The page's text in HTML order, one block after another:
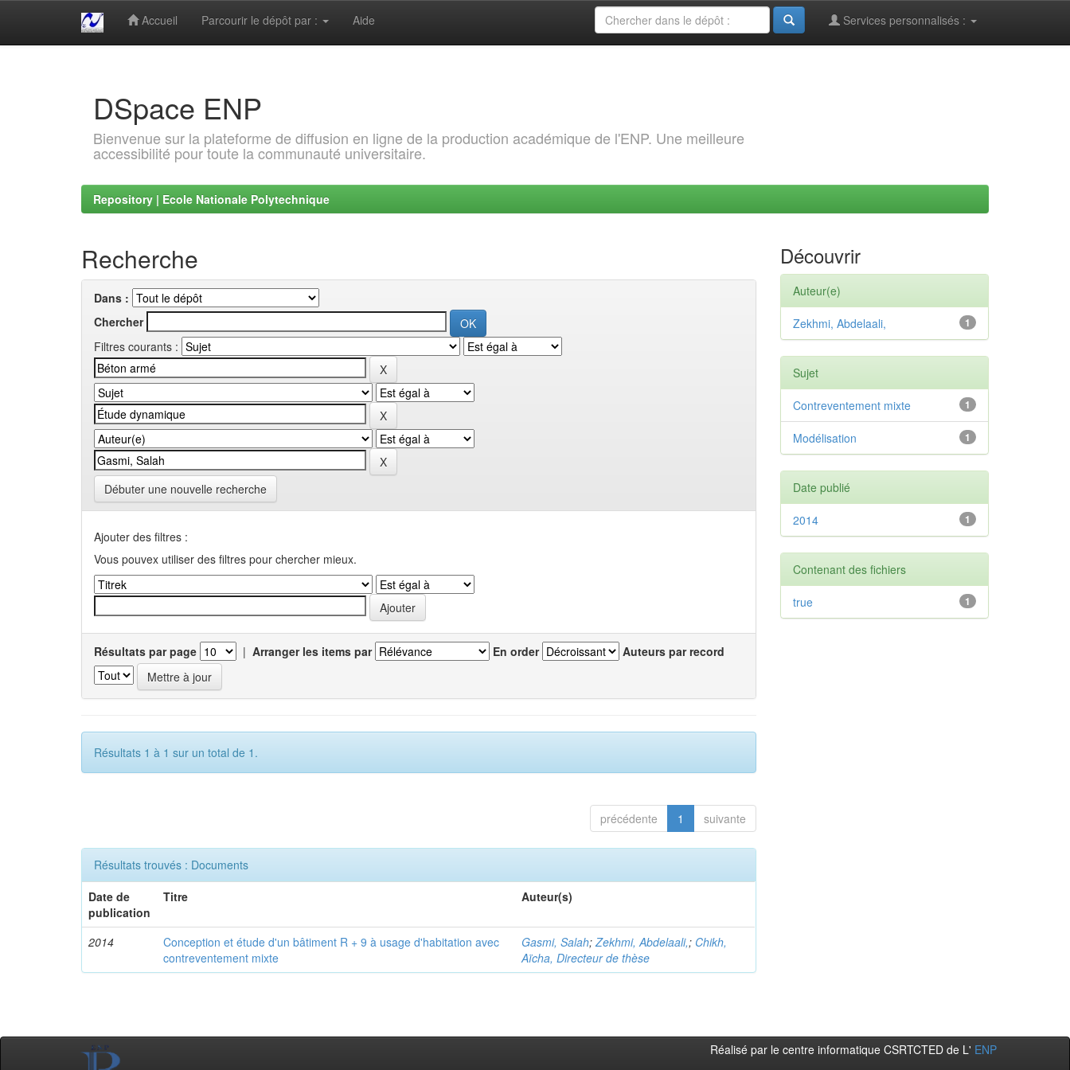
Accueil Parcourir le dépôt par : Aide Services personnalisés :
DSpace ENP
Bienvenue sur la plateforme de diffusion en ligne de la production académique de l'ENP. Une meilleure
accessibilité pour toute la communauté universitaire.
Repository | Ecole Nationale Polytechnique
Recherche
Dans :
Chercher
Filtres courants :
Débuter une nouvelle recherche
Ajouter des filtres :
Vous pouvex utiliser des filtres pour chercher mieux.
Résultats par page | Arranger les items par En order Auteurs par record
Résultats 1 à 1 sur un total de 1.
précédente 1 suivante
Résultats trouvés : Documents
Date de
publication
Titre Auteur(s)
2014
Conception et étude d'un bâtiment R + 9 à usage d'habitation avec
contreventement mixte
Gasmi, Salah;Zekhmi, Abdelaali,; Chikh,
Aïcha, Directeur de thèse
Découvrir
Auteur(e)
1
Zekhmi, Abdelaali,
Sujet
1
Contreventement mixte
1
Modélisation
Date publié
1
2014
Contenant des fichiers
1
true
Réalisé par le centre informatique CSRTCTED de L' ENP